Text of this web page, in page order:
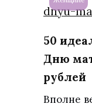
50
Дню
рублей
Вполне